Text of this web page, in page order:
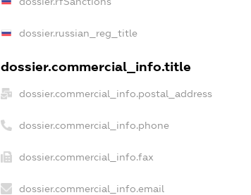
dossier.russian_reg_title
dossier.commercial_info.title
dossier.commercial_info.postal_address
dossier.commercial_info.phone
dossier.commercial_info.fax
dossier.commercial_info.email